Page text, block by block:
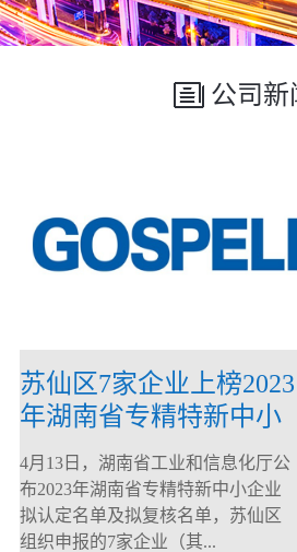
公司新
苏仙区7家企业上榜2023
年湖南省专精特新中小
企业
4月13日，湖南省工业和信息化厅公
布2023年湖南省专精特新中小企业
拟认定名单及拟复核名单，苏仙区
组织申报的7家企业（其...